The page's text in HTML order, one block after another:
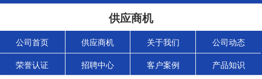
供应商机
公司首页 供应商机 关于我们 公司动态
荣誉认证 招聘中心 客户案例 产品知识